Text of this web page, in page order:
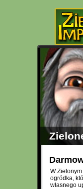
W
ogródka,
własnego